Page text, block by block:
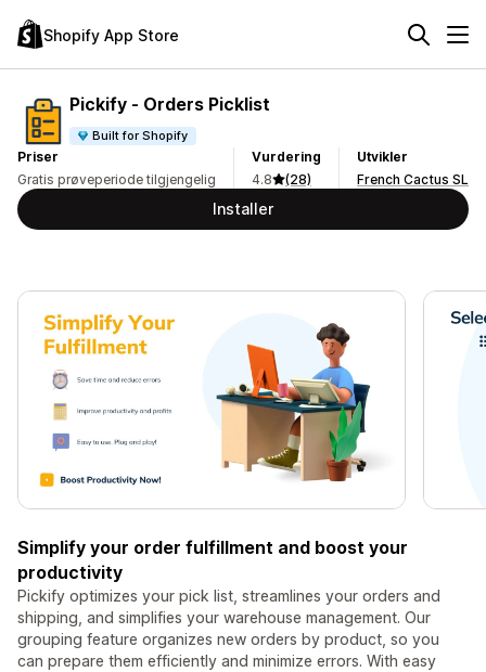
Shopify App Store
Pickify ‑ Orders Picklist
Built for Shopify
Priser
Gratis prøveperiode tilgjengelig
Vurdering
4.8
(28)
Utvikler
French Cactus SL
Installer
Simplify your order fulfillment and boost your
productivity
Pickify optimizes your pick list, streamlines your orders and
shipping, and simplifies your warehouse management. Our
grouping feature organizes new orders by product, so you
can prepare them efficiently and minimize errors. With easy